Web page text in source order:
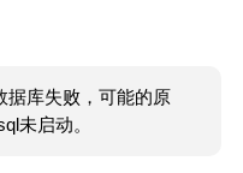
据库失败，可能的原
未启动。